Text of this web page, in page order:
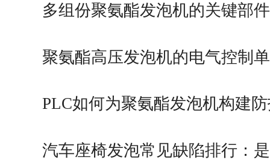
用领域
多组份聚氨酯发泡机的关键部
构成
聚氨酯高压发泡机的电气控制
PLC如何为聚氨酯发泡机构建
价值
汽车座椅发泡常见缺陷排行：